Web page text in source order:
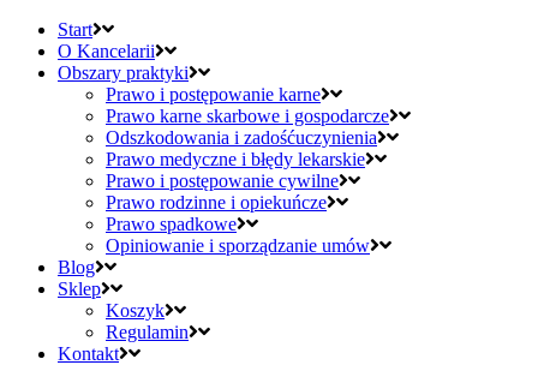
Start
O Kancelarii
Obszary praktyki
Prawo i postępowanie karne
Prawo karne skarbowe i gospodarcze
Odszkodowania i zadośćuczynienia
Prawo medyczne i błędy lekarskie
Prawo i postępowanie cywilne
Prawo rodzinne i opiekuńcze
Prawo spadkowe
Opiniowanie i sporządzanie umów
Blog
Sklep
Koszyk
Regulamin
Kontakt